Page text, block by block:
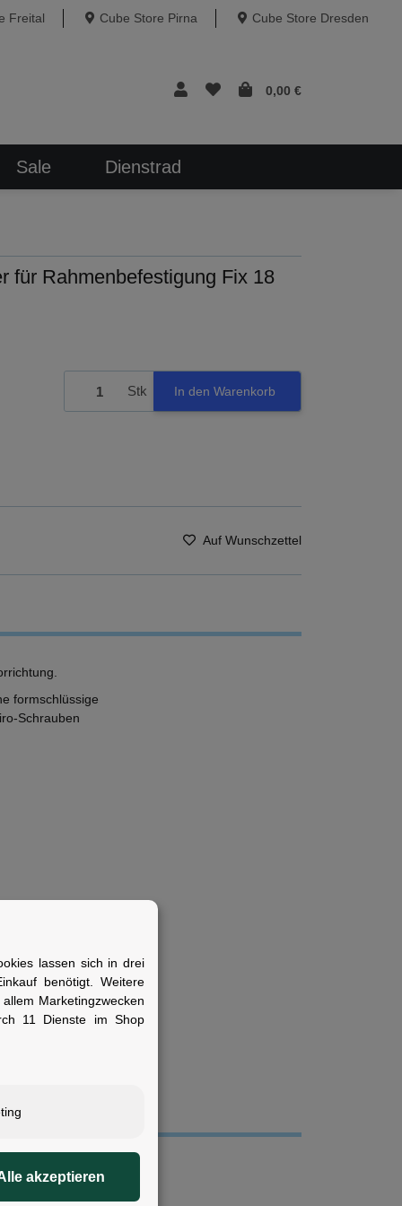
Freital Cube Store Pirna Cube Store Dresden
0,00 €
Sale Dienstrad
für Rahmenbefestigung Fix 18
Stk In den Warenkorb
Auf Wunschzettel
formschlüssige
Schrauben
lassen sich in drei
benötigt. Weitere
Marketingzwecken
11 Dienste im Shop
akzeptieren